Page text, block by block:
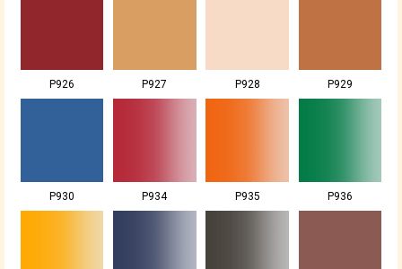
P926 P927 P928 P929
P930 P934 P935 P936